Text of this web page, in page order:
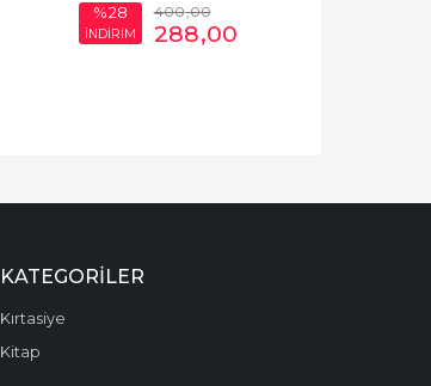
%28
İNDİRİM
400,00
288,00
KATEGORILER
Kırtasiye
Kitap